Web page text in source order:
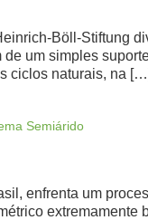
Böll-Stiftung
um simples
ciclos naturais, na
Semiárido
enfrenta um